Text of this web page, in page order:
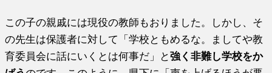
この子の親戚には現役の教師もおりました。しかし、そ
の先生は保護者に対して「学校ともめるな。ましてや教
育委員会に話にいくとは何事だ」と強く非難し学校をか